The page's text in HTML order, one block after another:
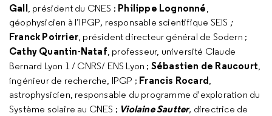
Gall, président du CNES ; Philippe Lognonné,
géophysicien à l’IPGP, responsable scientifique SEIS ;
Franck Poirrier, président directeur général de Sodern ;
Cathy Quantin-Nataf, professeur, université Claude
Bernard Lyon 1 / CNRS/ ENS Lyon ; Sébastien de Raucourt,
ingénieur de recherche, IPGP ; Francis Rocard,
astrophysicien, responsable du programme d'exploration du
Système solaire au CNES ; Violaine Sautter, directrice de